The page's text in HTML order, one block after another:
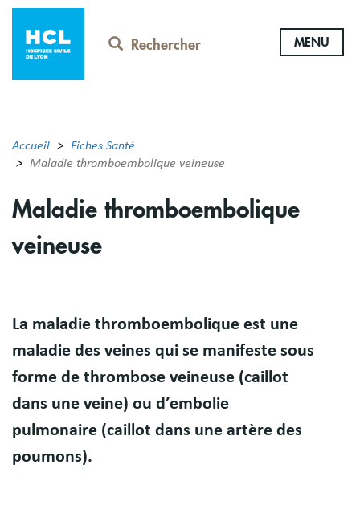
Aller
contenu
principal
Rechercher MENU
Accueil
Fiches Santé
Maladie thromboembolique veineuse
Maladie thromboembolique
veineuse
Résumé
La maladie thromboembolique est une
maladie des veines qui se manifeste sous
forme de thrombose veineuse (caillot
dans une veine) ou d’embolie
pulmonaire (caillot dans une artère des
poumons).